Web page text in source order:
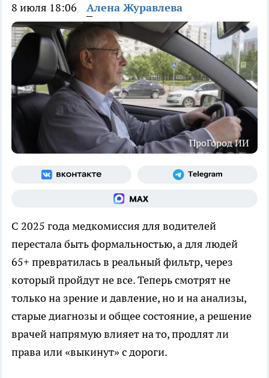
8 июля 18:06 Алена Журавлева
ПроГород ИИ
С 2025 года медкомиссия для водителей
перестала быть формальностью, а для людей
65+ превратилась в реальный фильтр, через
который пройдут не все. Теперь смотрят не
только на зрение и давление, но и на анализы,
старые диагнозы и общее состояние, а решение
врачей напрямую влияет на то, продлят ли
права или «выкинут» с дороги.